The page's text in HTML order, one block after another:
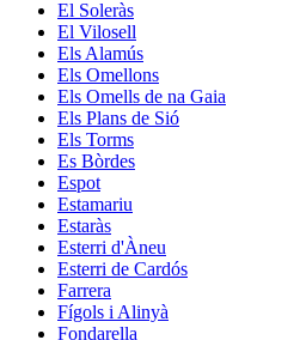
El Soleràs
El Vilosell
Els Alamús
Els Omellons
Els Omells de na Gaia
Els Plans de Sió
Els Torms
Es Bòrdes
Espot
Estamariu
Estaràs
Esterri d'Àneu
Esterri de Cardós
Farrera
Fígols i Alinyà
Fondarella